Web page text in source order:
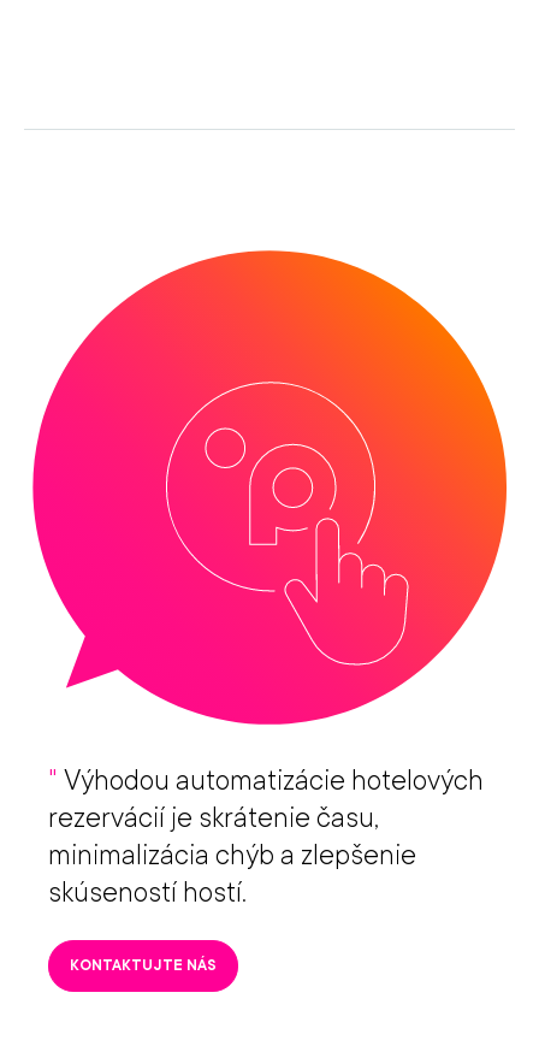
" Výhodou automatizácie hotelových
rezervácií je skrátenie času,
minimalizácia chýb a zlepšenie
skúseností hostí.
KONTAKTUJTE NÁS